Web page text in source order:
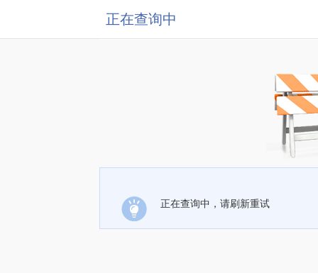
正在查询中
正在查询中，请刷新重试